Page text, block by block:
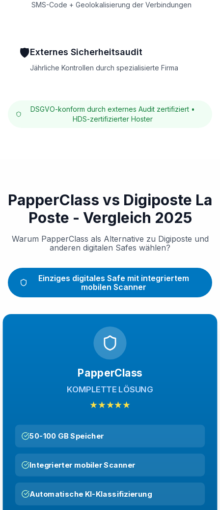
SMS-Code + Geolokalisierung der Verbindungen
🛡️Externes Sicherheitsaudit
Jährliche Kontrollen durch spezialisierte Firma
DSGVO-konform durch externes Audit zertifiziert •
HDS-zertifizierter Hoster
PapperClass vs Digiposte La
Poste - Vergleich 2025
Warum PapperClass als Alternative zu Digiposte und
anderen digitalen Safes wählen?
Einziges digitales Safe mit integriertem
mobilen Scanner
PapperClass
KOMPLETTE LÖSUNG
★★★★★
50-100 GB Speicher
Integrierter mobiler Scanner
Automatische KI-Klassifizierung